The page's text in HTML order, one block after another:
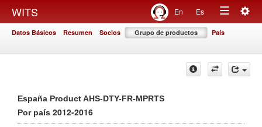
WITS En Es
Toggle
Datos Básicos Resumen Socios Grupo de productos País
España Product AHS-DTY-FR-MPRTS
Por país 2012-2016